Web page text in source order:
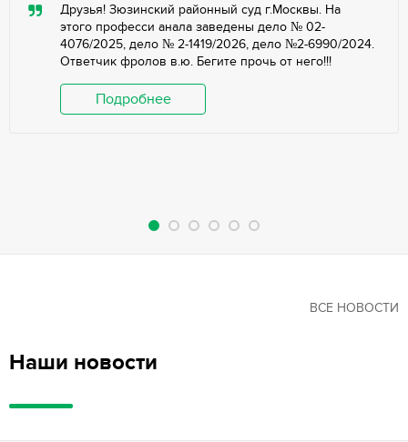
Друзья! Зюзинский районный суд г.Москвы. На
этого професси анала заведены дело № 02-
4076/2025, дело № 2-1419/2026, дело №2-6990/2024.
Ответчик фролов в.ю. Бегите прочь от него!!!
Подробнее
Наши новости
ВСЕ НОВОСТИ